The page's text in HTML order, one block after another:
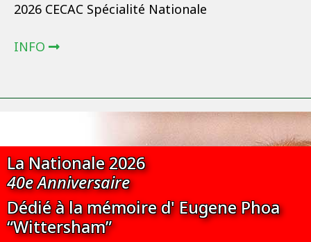
2026 CECAC Spécialité Nationale
INFO
La Nationale 2026
40e Anniversaire
Dédié à la mémoire d' Eugene Phoa
“Wittersham”